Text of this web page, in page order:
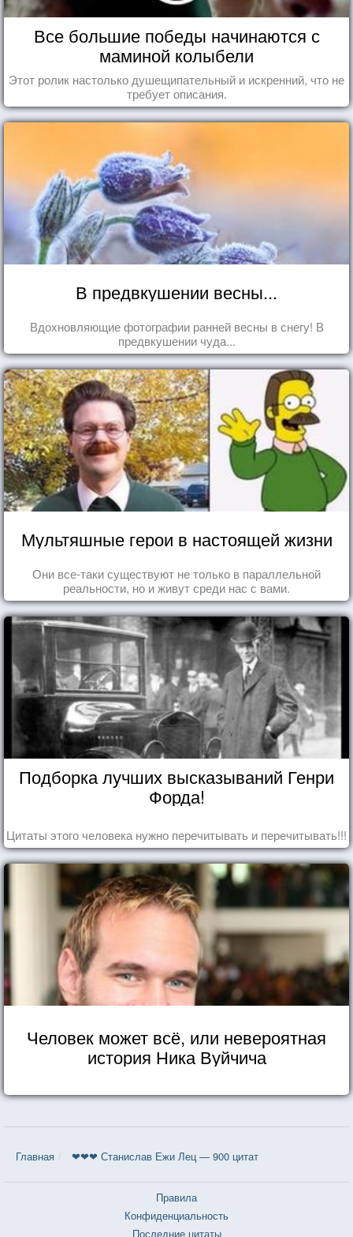
Все большие победы начинаются с
маминой колыбели
Этот ролик настолько душещипательный и искренний, что не
требует описания.
В предвкушении весны...
Вдохновляющие фотографии ранней весны в снегу! В
предвкушении чуда...
Мультяшные герои в настоящей жизни
Они все-таки существуют не только в параллельной
реальности, но и живут среди нас с вами.
Подборка лучших высказываний Генри
Форда!
Цитаты этого человека нужно перечитывать и перечитывать!!!
Человек может всё, или невероятная
история Ника Вуйчича
Главная ❤❤❤ Станислав Ежи Лец — 900 цитат
Правила
Конфиденциальность
Последние цитаты